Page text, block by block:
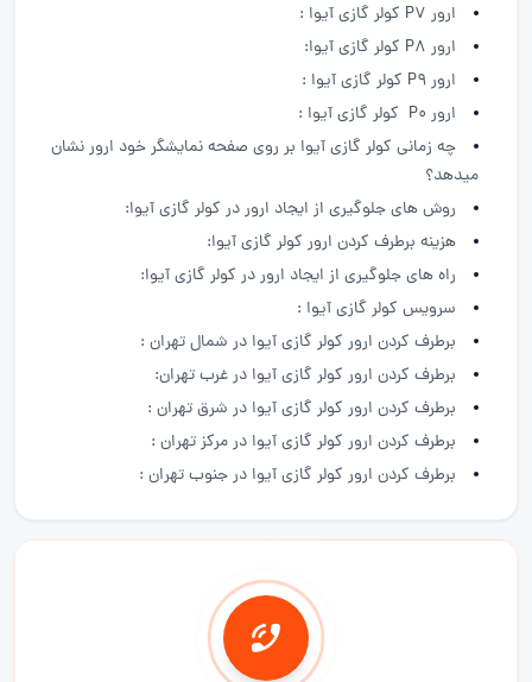
ارور P7 کولر گازی آیوا :
ارور P8 کولر گازی آیوا:
ارور P9 کولر گازی آیوا :
ارور P0 کولر گازی آیوا :
چه زمانی کولر گازی آیوا بر روی صفحه نمایشگر خود ارور نشان
میدهد؟
روش های جلوگیری از ایجاد ارور در کولر گازی آیوا:
هزینه برطرف کردن ارور کولر گازی آیوا:
راه های جلوگیری از ایجاد ارور در کولر گازی آیوا:
سرویس کولر گازی آیوا :
برطرف کردن ارور کولر گازی آیوا در شمال تهران :
برطرف کردن ارور کولر گازی آیوا در غرب تهران:
برطرف کردن ارور کولر گازی آیوا در شرق تهران :
برطرف کردن ارور کولر گازی آیوا در مرکز تهران :
برطرف کردن ارور کولر گازی آیوا در جنوب تهران :